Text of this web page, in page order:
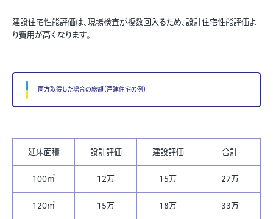
建設住宅性能評価は、現場検査が複数回入るため、設計住宅性能評価よ
り費用が高くなります。
両方取得した場合の総額（戸建住宅の例）
延床面積 設計評価 建設評価 合計
100㎡ 12万 15万 27万
120㎡ 15万 18万 33万